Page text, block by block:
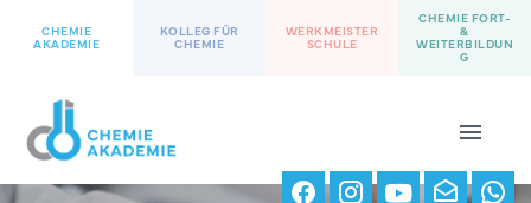
CHEMIE
AKADEMIE
KOLLEG FÜR
CHEMIE
WERKMEISTER
SCHULE
CHEMIE FORT-
&
WEITERBILDUN
G